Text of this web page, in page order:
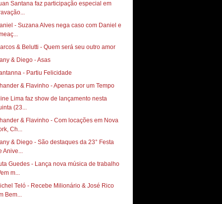
Santana faz participação especial em
- Suzana Alves nega caso com Daniel e
& Belutti - Quem será seu outro amor
& Diego - Asas
- Partiu Felicidade
& Flavinho - Apenas por um Tempo
Lima faz show de lançamento nesta
(23...
& Flavinho - Com locações em Nova
Ch...
& Diego - São destaques da 23° Festa
Anive...
Guedes - Lança nova música de trabalho
m...
Teló - Recebe Milionário & José Rico
Bem...